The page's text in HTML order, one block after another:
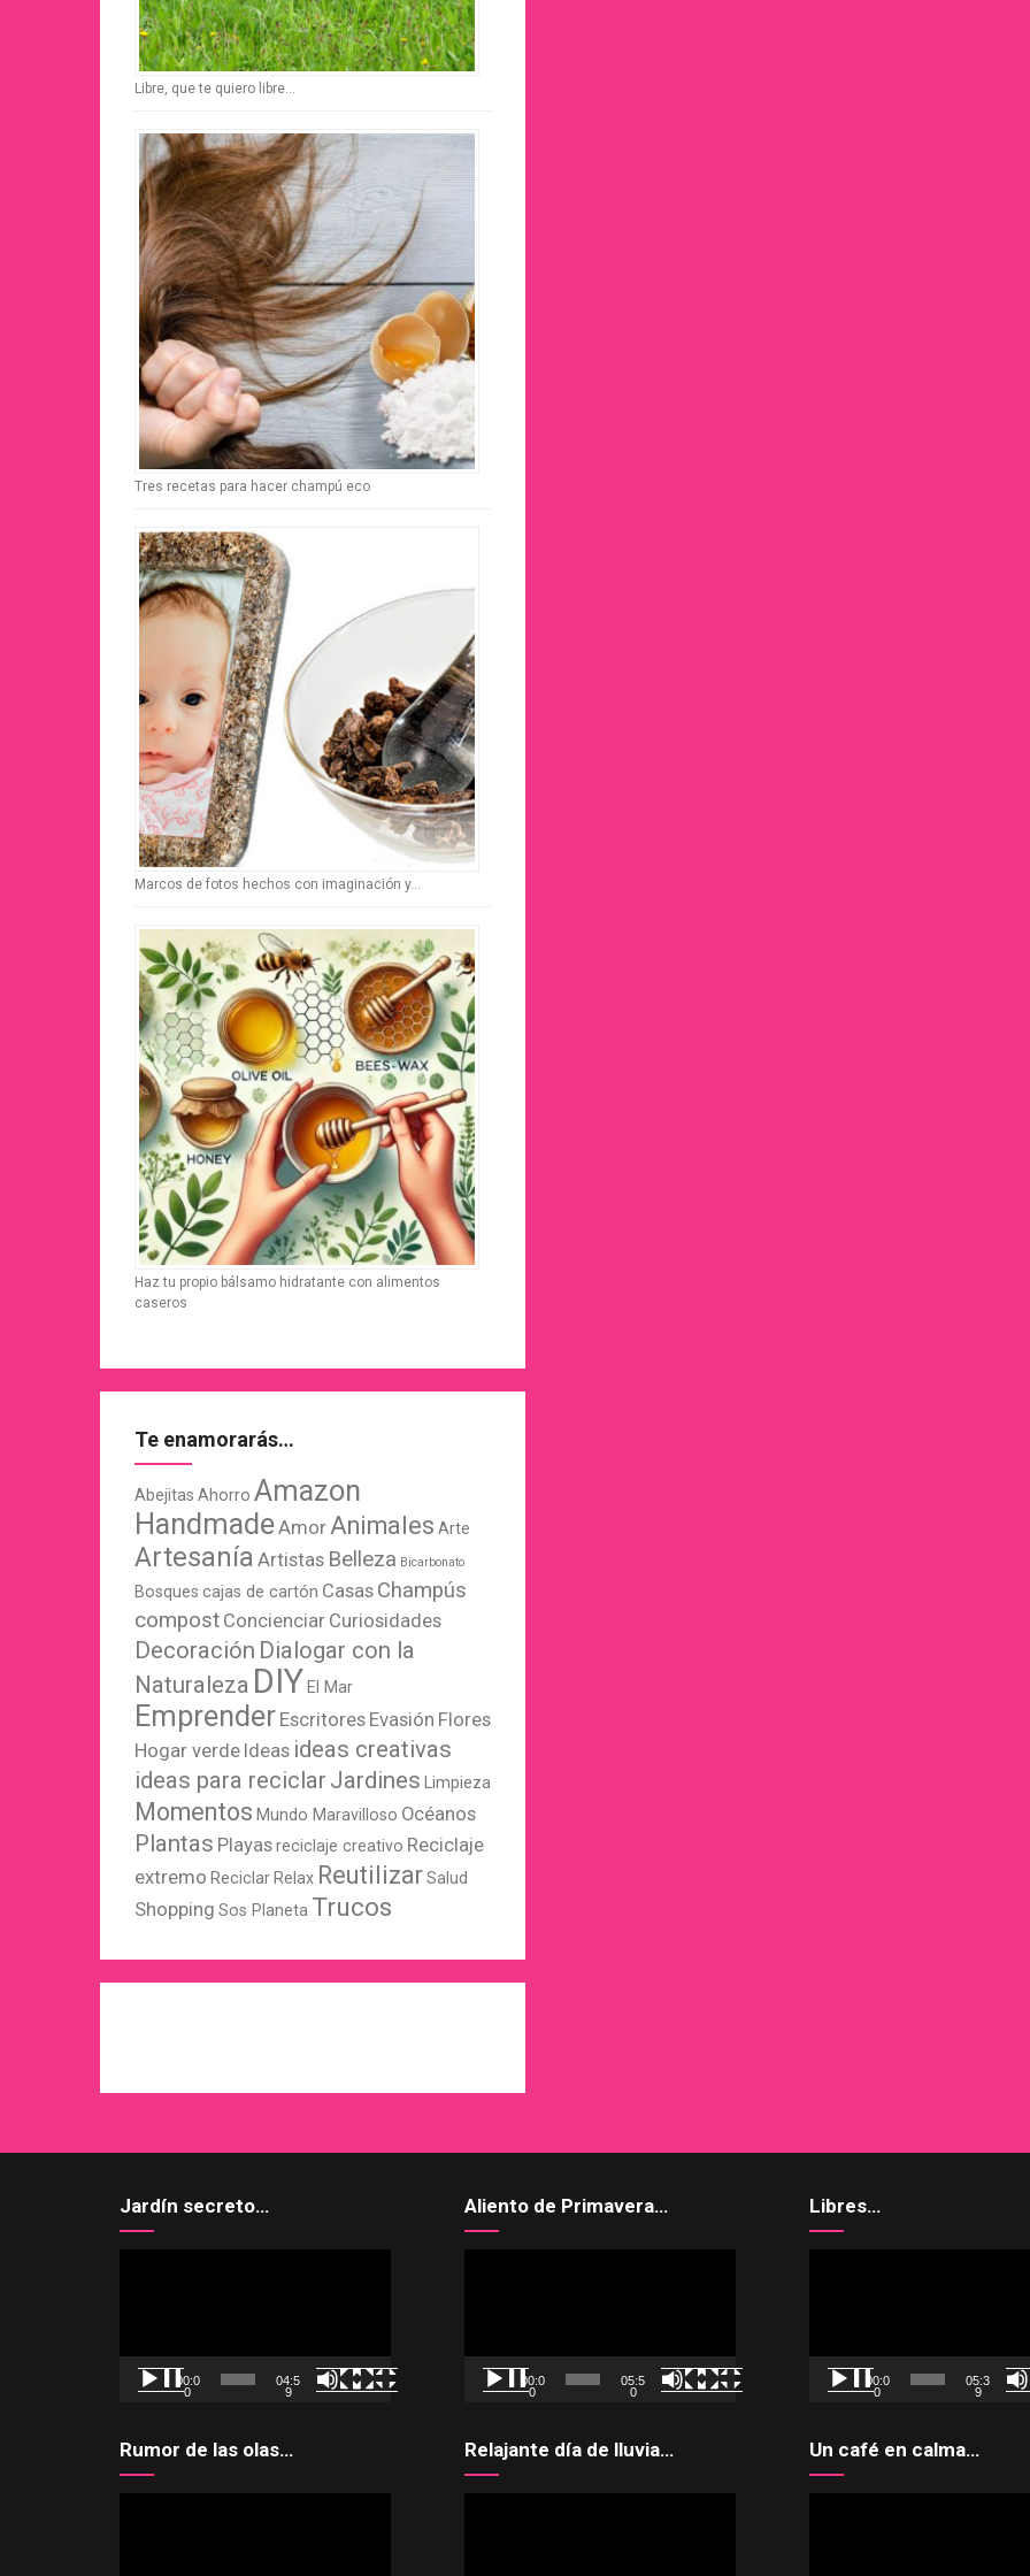
Libre, que te quiero libre…
Tres recetas para hacer champú eco
Marcos de fotos hechos con imaginación y…
Haz tu propio bálsamo hidratante con alimentos
caseros
Te enamorarás…
Abejitas Ahorro Amazon
HandmadeAmorAnimales Arte
Artesanía Artistas Belleza Bicarbonato
Bosques cajas de cartón Casas Champús
compost Concienciar Curiosidades
Decoración Dialogar con la
Naturaleza DIY El Mar
Emprender Escritores Evasión Flores
Hogar verde Ideas ideas creativas
ideas para reciclar Jardines Limpieza
Momentos Mundo Maravilloso Océanos
Plantas Playasreciclaje creativo Reciclaje
extremo Reciclar Relax ReutilizarSalud
Shopping Sos Planeta Trucos
Jardín secreto…
00:0
0
04:5
9
Aliento de Primavera…
00:0
0
05:5
0
Libres…
00:0
0
05:3
9
Rumor de las olas… Relajante día de lluvia… Un café en calma…